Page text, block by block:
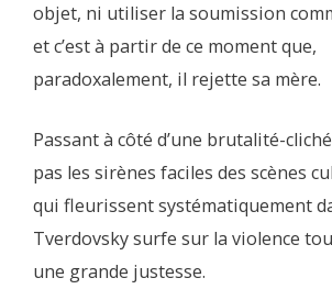
objet, ni utiliser la soumission
et c’est à partir de ce moment que,
paradoxalement, il rejette sa mère.
Passant à côté d’une brutalité-
pas les sirènes faciles des scènes
qui fleurissent systématiquement
Tverdovsky surfe sur la violence
une grande justesse.